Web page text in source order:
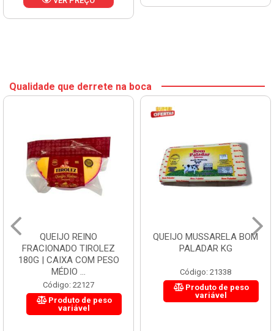
Qualidade que derrete na boca
QUEIJO REINO
FRACIONADO TIROLEZ
180G | CAIXA COM PESO
MÉDIO ...
Código: 22127
Produto de peso
variável
QUEIJO MUSSARELA BOM
PALADAR KG
Código: 21338
Produto de peso
variável